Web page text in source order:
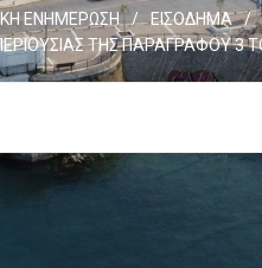
ΕΝΗΜΕΡΩΣΗ / ΕΙΣΟΔΗΜΑ /
ΤΗΣ ΠΑΡΑΓΡΑΦΟΥ 3